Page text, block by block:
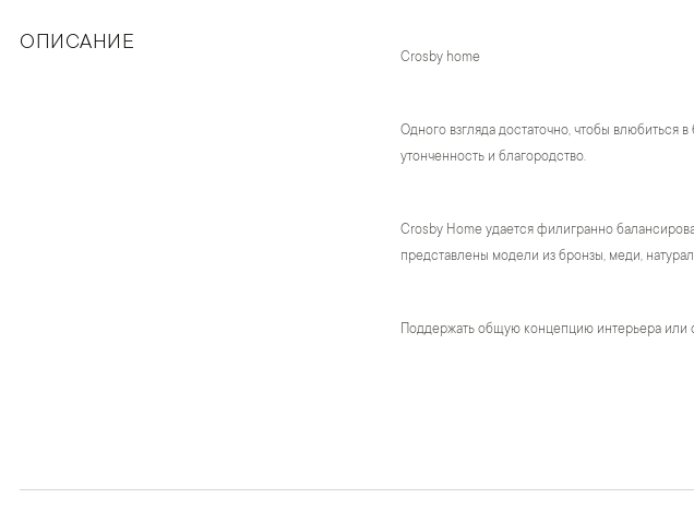
ОПИСАНИЕ
Crosby home
Одного взгляда достаточно, чтобы влюбиться
утонченность и благородство.
Crosby Home удается филигранно
представлены модели из бронзы, меди,
Поддержать общую концепцию интерьера